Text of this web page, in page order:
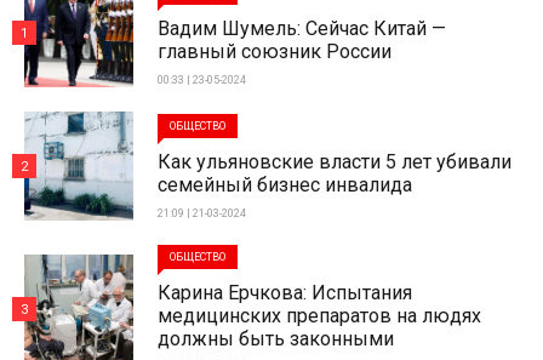
Вадим Шумель: Сейчас Китай —
главный союзник России
00:33 | 23-05-2024
1
ОБЩЕСТВО
Как ульяновские власти 5 лет убивали
семейный бизнес инвалида
21:09 | 21-03-2024
2
ОБЩЕСТВО
Карина Ерчкова: Испытания
медицинских препаратов на людях
должны быть законными
3